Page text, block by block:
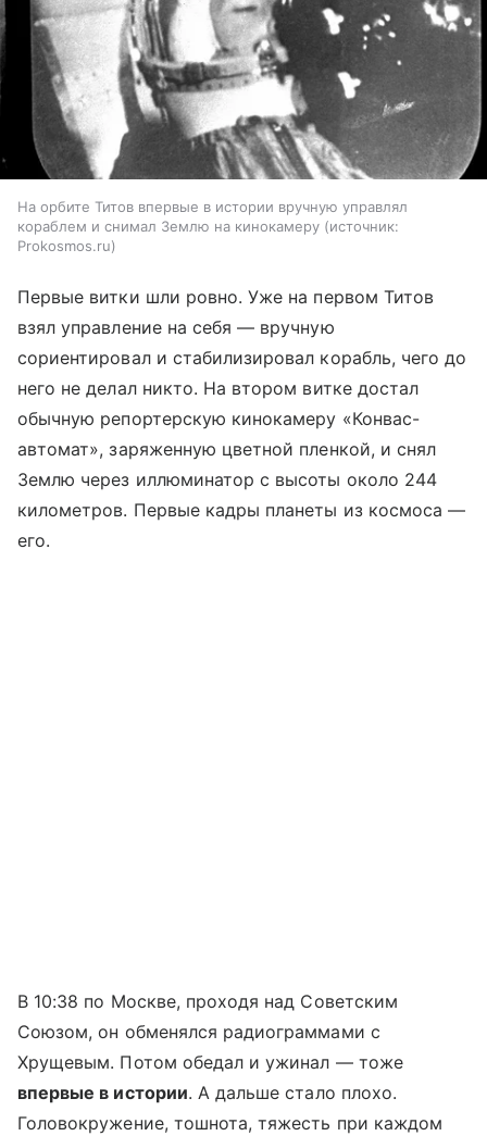
На орбите Титов впервые в истории вручную управлял
кораблем и снимал Землю на кинокамеру
источник:
Prokosmos.ru
Первые витки шли ровно. Уже на первом Титов
взял управление на себя — вручную
сориентировал и стабилизировал корабль, чего до
него не делал никто. На втором витке достал
обычную репортерскую кинокамеру «Конвас-
автомат», заряженную цветной пленкой, и снял
Землю через иллюминатор с высоты около 244
километров. Первые кадры планеты из космоса —
его.
В 10:38 по Москве, проходя над Советским
Союзом, он обменялся радиограммами с
Хрущевым. Потом обедал и ужинал — тоже
впервые в истории. А дальше стало плохо.
Головокружение, тошнота, тяжесть при каждом